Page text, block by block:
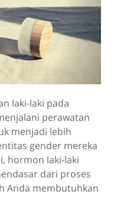
laki-laki pada
perawatan
menjadi lebih
gender mereka
hormon laki-laki
dari proses
Anda membutuhkan